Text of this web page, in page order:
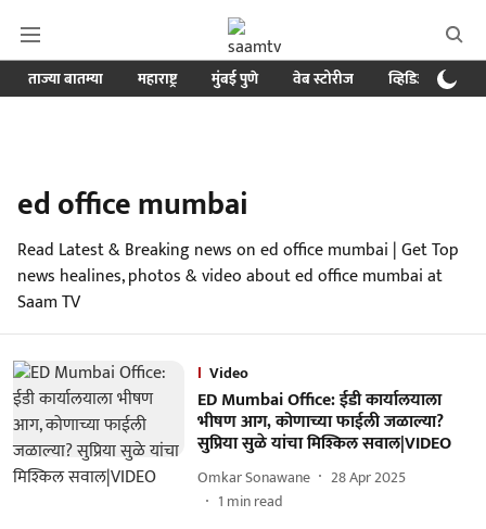
ताज्या बातम्या महाराष्ट्र मुंबई पुणे वेब स्टोरीज व्हिडिओ
ed office mumbai
Read Latest & Breaking news on ed office mumbai | Get Top
news healines, photos & video about ed office mumbai at
Saam TV
Video
ED Mumbai Office: ईडी कार्यालयाला
भीषण आग, कोणाच्या फाईली जळाल्या?
सुप्रिया सुळे यांचा मिश्किल सवाल|VIDEO
Omkar Sonawane
28 Apr 2025
1 min read